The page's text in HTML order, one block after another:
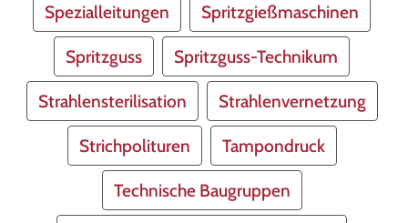
Spezialleitungen Spritzgießmaschinen
Spritzguss Spritzguss-Technikum
Strahlensterilisation Strahlenvernetzung
Strichpolituren Tampondruck
Technische Baugruppen